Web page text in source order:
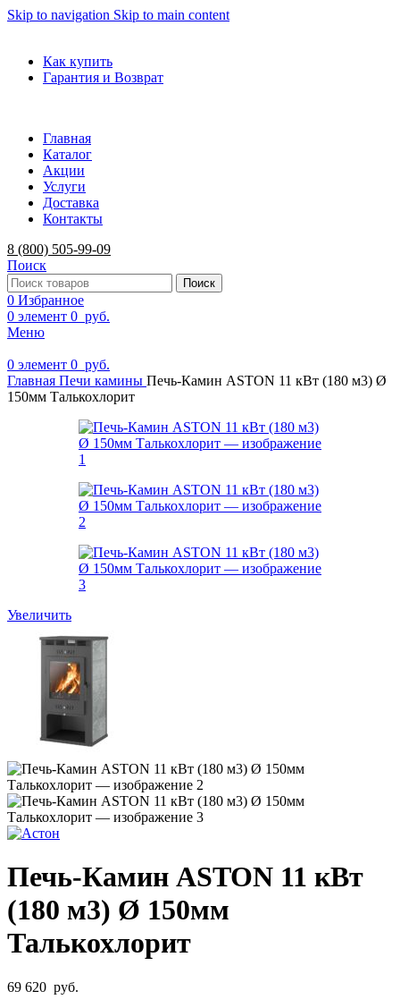
Skip to navigation Skip to main content
Как купить
Гарантия и Возврат
Главная
Каталог
Акции
Услуги
Доставка
Контакты
8 (800) 505-99-09
Поиск
Поиск
0 Избранное
0 элемент 0 руб.
Меню
0 элемент 0 руб.
Главная Печи камины Печь-Камин ASTON 11 кВт (180 м3) Ø
150мм Талькохлорит
Увеличить
Печь-Камин ASTON 11 кВт
(180 м3) Ø 150мм
Талькохлорит
69 620 руб.